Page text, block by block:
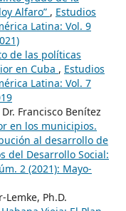
Alfaro” , Estudios
Latina: Vol. 9
de las políticas
en Cuba , Estudios
Latina: Vol. 7
Francisco Benítez
en los municipios.
al desarrollo de
del Desarrollo Social:
2 (2021): Mayo-
Ph.D.